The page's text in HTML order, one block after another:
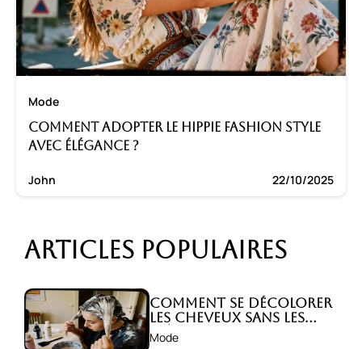
Mode
Comment adopter le hippie fashion style
avec élégance ?
John 22/10/2025
Articles populaires
Comment se décolorer
les cheveux sans les
abîmer ?
Mode